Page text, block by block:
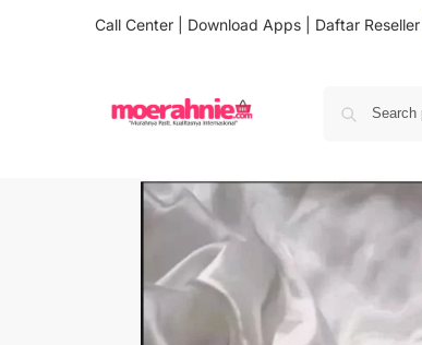
Call Center Download Apps Daftar Reseller